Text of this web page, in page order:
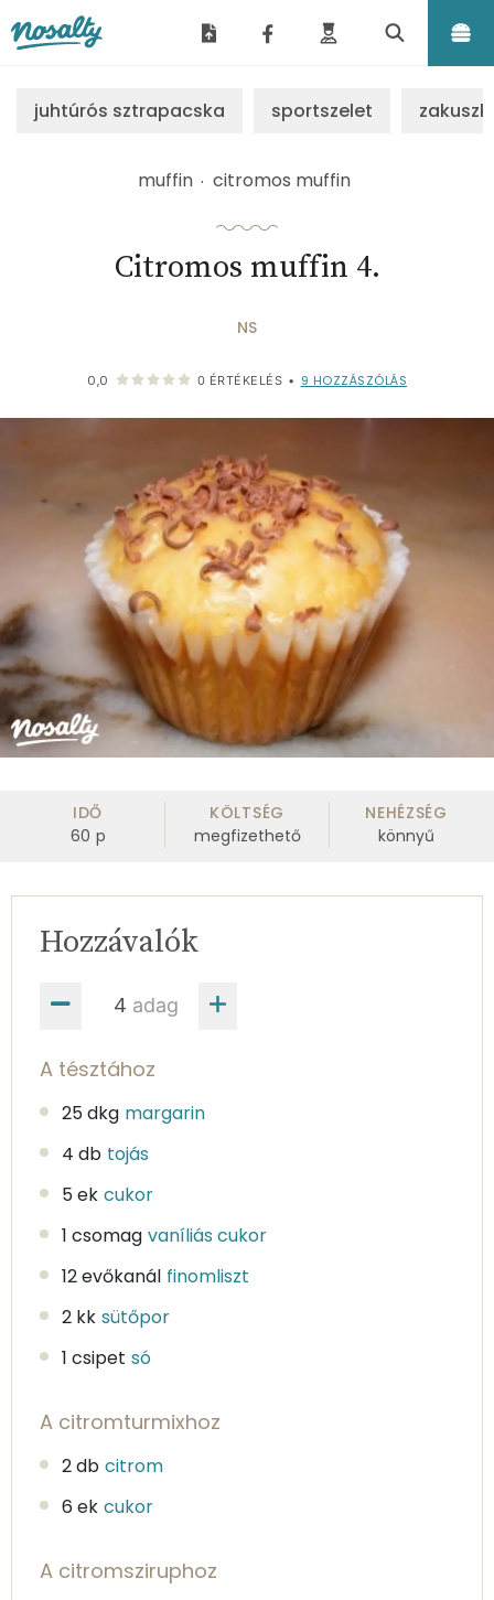
juhtúrós sztrapacska sportszelet
muffin citromos muffin
Citromos muffin 4.
NS
0,0 0 ÉRTÉKELÉS • 9 HOZZÁSZÓLÁS
IDŐ
60 p
KÖLTSÉG
megfizethető
NEHÉZSÉG
könnyű
adag
Hozzávalók
A tésztához
25 dkg margarin
4 db tojás
5 ek cukor
1 csomag vaníliás cukor
12 evőkanál finomliszt
2 kk sütőpor
1 csipet só
A citromturmixhoz
2 db citrom
6 ek cukor
A citromsziruphoz